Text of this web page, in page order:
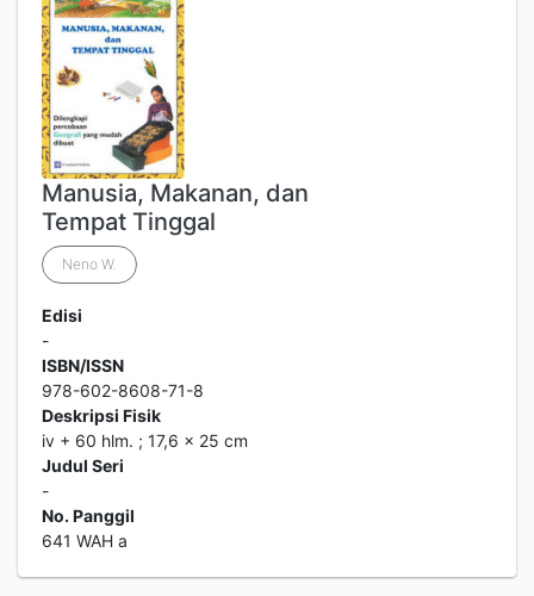
Manusia, Makanan, dan
Tempat Tinggal
Neno W.
Edisi
-
ISBN/ISSN
978-602-8608-71-8
Deskripsi Fisik
iv + 60 hlm. ; 17,6 x 25 cm
Judul Seri
-
No. Panggil
641 WAH a